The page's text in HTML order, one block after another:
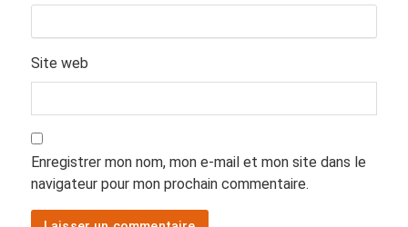
Site web
Enregistrer mon nom, mon e-mail et mon site dans le
navigateur pour mon prochain commentaire.